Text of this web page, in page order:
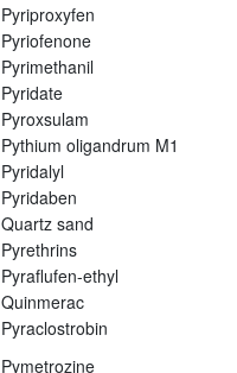
Pyriproxyfen
Pyriofenone
Pyrimethanil
Pyridate
Pyroxsulam
Pythium oligandrum M1
Pyridalyl
Pyridaben
Quartz sand
Pyrethrins
Pyraflufen-ethyl
Quinmerac
Pyraclostrobin
Pymetrozine